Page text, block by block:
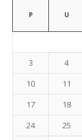
P U
3
4
10
11
17
18
24
25